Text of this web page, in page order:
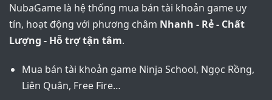
NubaGame là hệ thống mua bán tài khoản game uy
tín, hoạt động với phương châm Nhanh - Rẻ - Chất
Lượng - Hỗ trợ tận tâm.
Mua bán tài khoản game Ninja School, Ngọc Rồng,
Liên Quân, Free Fire…